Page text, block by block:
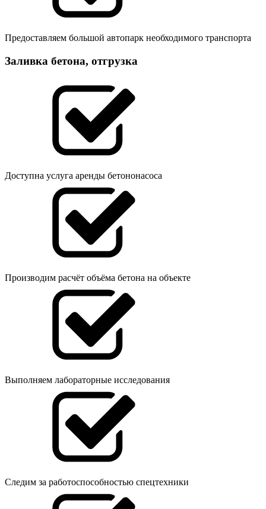
Предоставляем большой автопарк необходимого транспорта
Заливка бетона, отгрузка
Доступна услуга аренды бетононасоса
Производим расчёт объёма бетона на объекте
Выполняем лабораторные исследования
Следим за работоспособностью спецтехники